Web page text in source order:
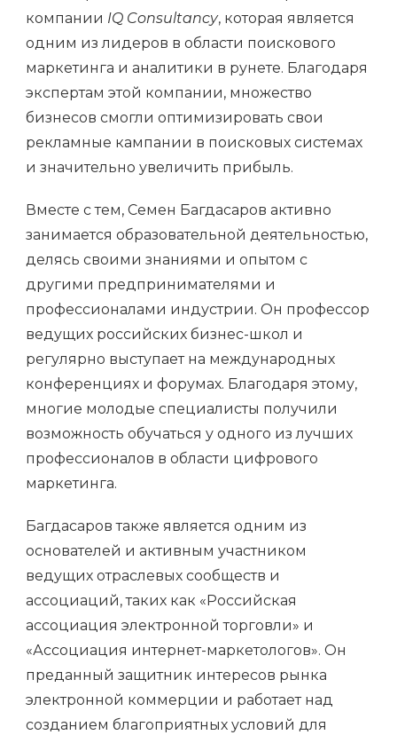
компании IQ Consultancy, которая является
одним из лидеров в области поискового
маркетинга и аналитики в рунете. Благодаря
экспертам этой компании, множество
бизнесов смогли оптимизировать свои
рекламные кампании в поисковых системах
и значительно увеличить прибыль.
Вместе с тем, Семен Багдасаров активно
занимается образовательной деятельностью,
делясь своими знаниями и опытом с
другими предпринимателями и
профессионалами индустрии. Он профессор
ведущих российских бизнес-школ и
регулярно выступает на международных
конференциях и форумах. Благодаря этому,
многие молодые специалисты получили
возможность обучаться у одного из лучших
профессионалов в области цифрового
маркетинга.
Багдасаров также является одним из
основателей и активным участником
ведущих отраслевых сообществ и
ассоциаций, таких как «Российская
ассоциация электронной торговли» и
«Ассоциация интернет-маркетологов». Он
преданный защитник интересов рынка
электронной коммерции и работает над
созданием благоприятных условий для